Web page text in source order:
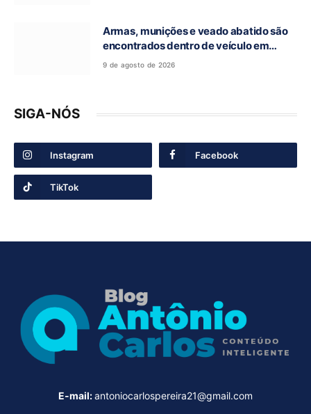
Armas, munições e veado abatido são
encontrados dentro de veículo em
Guarani de Goiás
9 de agosto de 2026
SIGA-NÓS
Instagram Facebook
TikTok
E-mail:antoniocarlospereira21@gmail.com